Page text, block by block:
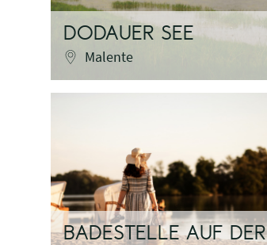
DODAUER SEE
Malente
BADESTELLE AUF DER